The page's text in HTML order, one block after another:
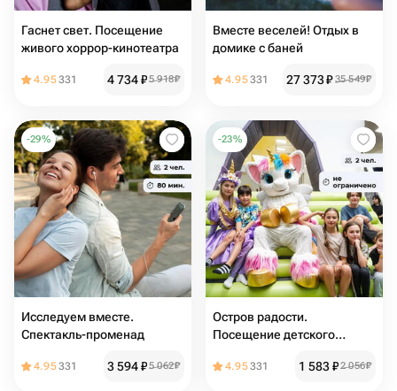
Гаснет свет. Посещение
живого хоррор-кинотеатра
4.95331 4 734₽5 918₽
Вместе веселей! Отдых в
домике с баней
4.95331 27 373₽ 35 549₽
-29%
Исследуем вместе.
Спектакль-променад
4.95331 3 594₽5 062₽
-23%
Остров радости.
Посещение детского
4.95331 1 583₽2 056₽